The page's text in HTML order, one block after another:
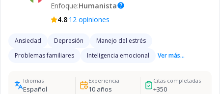
Enfoque:Humanistahelp
4.8·12 opiniones
Ansiedad Depresión
Manejo del estrés
Problemas familiares
Inteligencia emocional Ver más...
Idiomas
Español
Experiencia
10años
Citas completadas
+350